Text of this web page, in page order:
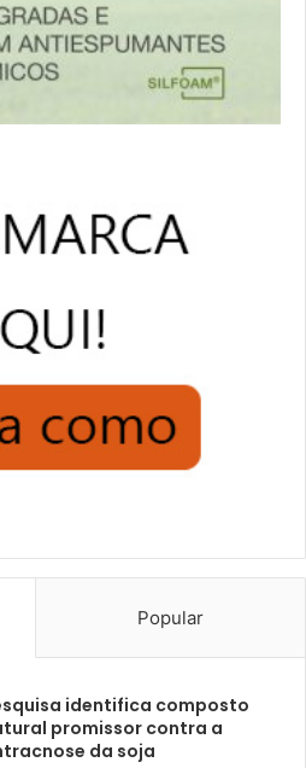
Popular
identifica composto
promissor contra a
da soja